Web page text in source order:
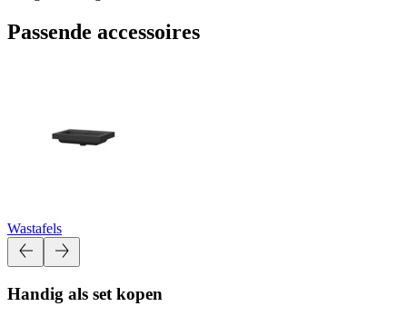
Passende accessoires
Wastafels
Handig als set kopen